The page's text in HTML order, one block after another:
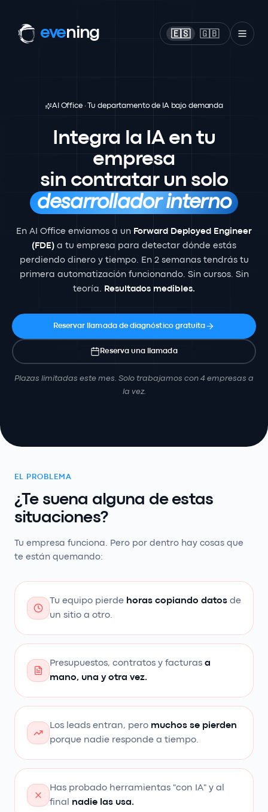
evening 🇪🇸 🇬🇧
AI Office · Tu departamento de IA bajo demanda
Integra la IA en tu
empresa
sin contratar un solo
desarrollador interno
En AI Office enviamos a un Forward Deployed Engineer
(FDE) a tu empresa para detectar dónde estás
perdiendo dinero y tiempo. En 2 semanas tendrás tu
primera automatización funcionando. Sin cursos. Sin
teoría.
Resultados medibles.
Reservar llamada de diagnóstico gratuita
Reserva una llamada
Plazas limitadas este mes. Solo trabajamos con 4 empresas a
la vez.
EL PROBLEMA
¿Te suena alguna de estas
situaciones?
Tu empresa funciona. Pero por dentro hay cosas que
te están quemando:
Tu equipo pierde horas copiando datos de
un sitio a otro.
Presupuestos, contratos y facturas a
mano, una y otra vez.
Los leads entran, pero muchos se pierden
porque nadie responde a tiempo.
Has probado herramientas "con IA" y al
final nadie las usa.